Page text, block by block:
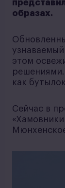
образах.
этом
решениями.
как
Сейчас в